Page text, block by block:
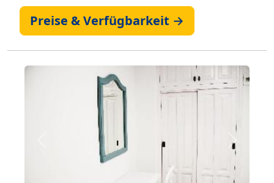
Preise & Verfügbarkeit →
Weiter